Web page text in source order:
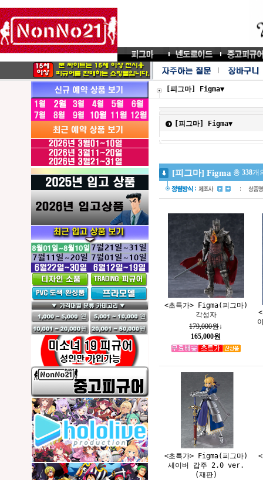
[피그마] Figma▼
[피그마] Figma▼
[피그마] Figma 총 338개
<초특가> Figma(피그마)
각성자
179,000원↓
165,000원
<초특가> Figma(피그마)
세이버 갑주 2.0 ver.
(재판)